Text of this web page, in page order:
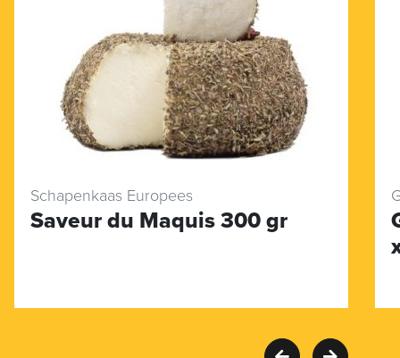
Schapenkaas Europees
Saveur du Maquis 300 gr